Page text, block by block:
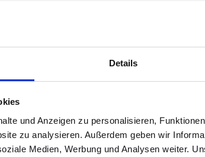
Details
und Anzeigen zu personalisieren,
zu analysieren. Außerdem geben wir
Medien, Werbung und Analysen weiter.
Sportcenter Isken
Lüdenscheid
02351 23766